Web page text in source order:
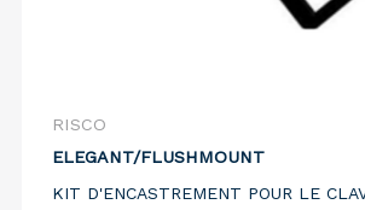
RISCO
ELEGANT/FLUSHMOUNT
KIT D'ENCASTREMENT POUR LE